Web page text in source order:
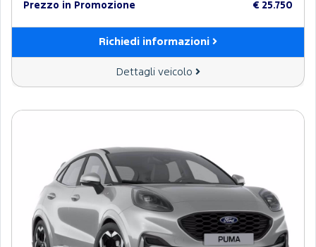
Prezzo in Promozione € 25.750
Richiedi informazioni
Dettagli veicolo